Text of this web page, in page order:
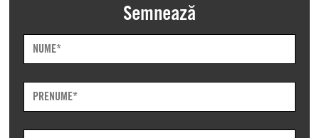
Semnează
Nume.
Required
Prenume.
Required